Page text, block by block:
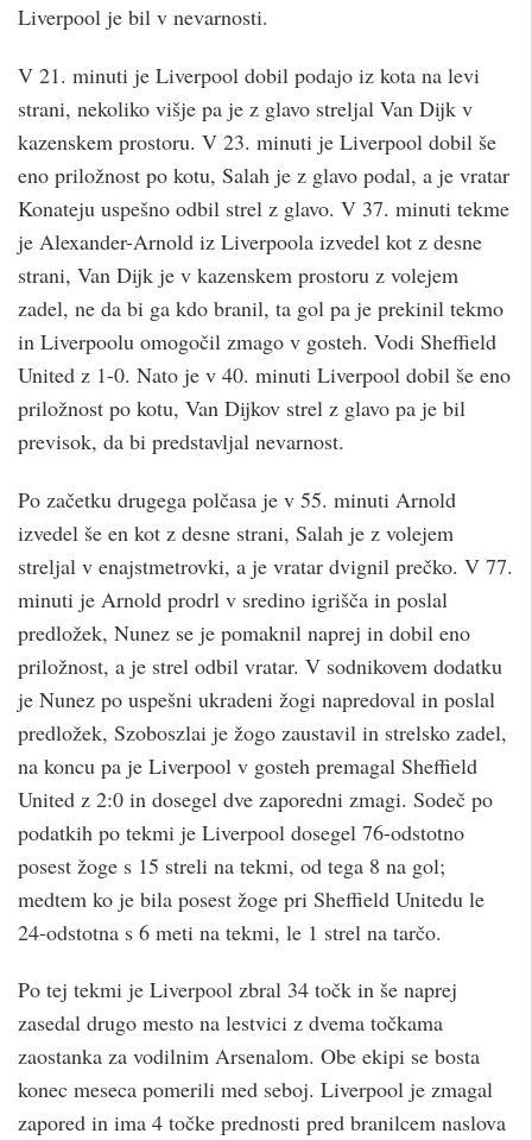
Liverpool je bil v nevarnosti.
V 21. minuti je Liverpool dobil podajo iz kota na levi
strani, nekoliko višje pa je z glavo streljal Van Dijk v
kazenskem prostoru. V 23. minuti je Liverpool dobil še
eno priložnost po kotu, Salah je z glavo podal, a je vratar
Konateju uspešno odbil strel z glavo. V 37. minuti tekme
je Alexander-Arnold iz Liverpoola izvedel kot z desne
strani, Van Dijk je v kazenskem prostoru z volejem
zadel, ne da bi ga kdo branil, ta gol pa je prekinil tekmo
in Liverpoolu omogočil zmago v gosteh. Vodi Sheffield
United z 1-0. Nato je v 40. minuti Liverpool dobil še eno
priložnost po kotu, Van Dijkov strel z glavo pa je bil
previsok, da bi predstavljal nevarnost.
Po začetku drugega polčasa je v 55. minuti Arnold
izvedel še en kot z desne strani, Salah je z volejem
streljal v enajstmetrovki, a je vratar dvignil prečko. V 77.
minuti je Arnold prodrl v sredino igrišča in poslal
predložek, Nunez se je pomaknil naprej in dobil eno
priložnost, a je strel odbil vratar. V sodnikovem dodatku
je Nunez po uspešni ukradeni žogi napredoval in poslal
predložek, Szoboszlai je žogo zaustavil in strelsko zadel,
na koncu pa je Liverpool v gosteh premagal Sheffield
United z 2:0 in dosegel dve zaporedni zmagi. Sodeč po
podatkih po tekmi je Liverpool dosegel 76-odstotno
posest žoge s 15 streli na tekmi, od tega 8 na gol;
medtem ko je bila posest žoge pri Sheffield Unitedu le
24-odstotna s 6 meti na tekmi, le 1 strel na tarčo.
Po tej tekmi je Liverpool zbral 34 točk in še naprej
zasedal drugo mesto na lestvici z dvema točkama
zaostanka za vodilnim Arsenalom. Obe ekipi se bosta
konec meseca pomerili med seboj. Liverpool je zmagal
zapored in ima 4 točke prednosti pred branilcem naslova